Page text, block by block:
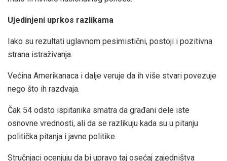
Ujedinjeni uprkos razlikama
Iako su rezultati uglavnom pesimistični, postoji i pozitivna
strana istraživanja.
Većina Amerikanaca i dalje veruje da ih više stvari povezuje
nego što ih razdvaja.
Čak 54 odsto ispitanika smatra da građani dele iste
osnovne vrednosti, ali da se razlikuju kada su u pitanju
politička pitanja i javne politike.
Stručnjaci ocenjuju da bi upravo taj osećaj zajedništva